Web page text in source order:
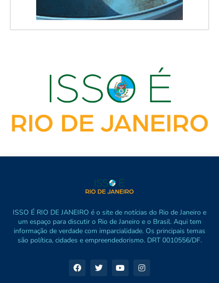
ISSO É RIO DE JANEIRO é o site de notícias do Rio de Janeiro e
um espaço para discutir o Rio de Janeiro e o Brasil. Aqui tem
informação de verdade com imparcialidade. Os principais temas
são política, cidades e empreendedorismo. DRT 0010556/DF.